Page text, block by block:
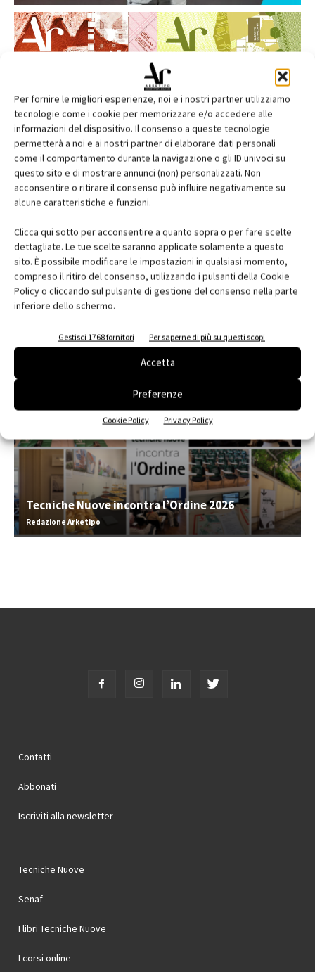
Per fornire le migliori esperienze, noi e i nostri partner utilizziamo
tecnologie come i cookie per memorizzare e/o accedere alle
informazioni del dispositivo. Il consenso a queste tecnologie
permetterà a noi e ai nostri partner di elaborare dati personali
come il comportamento durante la navigazione o gli ID univoci su
questo sito e di mostrare annunci (non) personalizzati. Non
acconsentire o ritirare il consenso può influire negativamente su
alcune caratteristiche e funzioni.
Clicca qui sotto per acconsentire a quanto sopra o per fare scelte
dettagliate. Le tue scelte saranno applicate solamente a questo
sito. È possibile modificare le impostazioni in qualsiasi momento,
compreso il ritiro del consenso, utilizzando i pulsanti della Cookie
Policy o cliccando sul pulsante di gestione del consenso nella parte
inferiore dello schermo.
Gestisci 1768 fornitori Per saperne di più su questi scopi
Accetta
Preferenze
Cookie Policy Privacy Policy
Edicola web
Abbonati e regala
Iscriviti alla newsletter
Tecniche Nuove incontra l’Ordine 2026
Redazione Arketipo
Contatti
Abbonati
Iscriviti alla newsletter
Tecniche Nuove
Senaf
I libri Tecniche Nuove
I corsi online